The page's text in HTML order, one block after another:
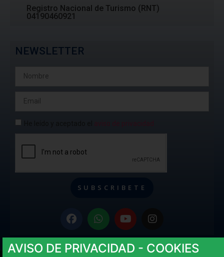
Registro Nacional de Turismo (RNT)
04190460921
NEWSLETTER
SUBSCRIBETE
AVISO DE PRIVACIDAD - COOKIES